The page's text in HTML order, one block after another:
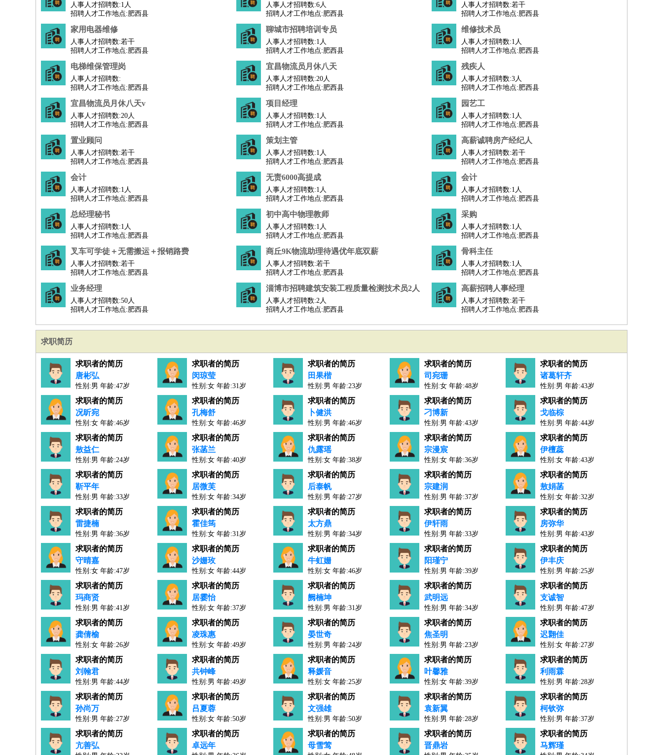
人事人才招聘数:1人
招聘人才工作地点:肥西县
人事人才招聘数:6人
招聘人才工作地点:肥西县
人事人才招聘数:若干
招聘人才工作地点:肥西县
家用电器维修
人事人才招聘数:若干
招聘人才工作地点:肥西县
聊城市招聘培训专员
人事人才招聘数:1人
招聘人才工作地点:肥西县
维修技术员
人事人才招聘数:1人
招聘人才工作地点:肥西县
电梯维保管理岗
人事人才招聘数:
招聘人才工作地点:肥西县
宜昌物流员月休八天
人事人才招聘数:20人
招聘人才工作地点:肥西县
残疾人
人事人才招聘数:3人
招聘人才工作地点:肥西县
宜昌物流员月休八天v
人事人才招聘数:20人
招聘人才工作地点:肥西县
项目经理
人事人才招聘数:1人
招聘人才工作地点:肥西县
园艺工
人事人才招聘数:1人
招聘人才工作地点:肥西县
置业顾问
人事人才招聘数:若干
招聘人才工作地点:肥西县
策划主管
人事人才招聘数:1人
招聘人才工作地点:肥西县
高薪诚聘房产经纪人
人事人才招聘数:若干
招聘人才工作地点:肥西县
会计
人事人才招聘数:1人
招聘人才工作地点:肥西县
无责6000高提成
人事人才招聘数:1人
招聘人才工作地点:肥西县
会计
人事人才招聘数:1人
招聘人才工作地点:肥西县
总经理秘书
人事人才招聘数:1人
招聘人才工作地点:肥西县
初中高中物理教师
人事人才招聘数:1人
招聘人才工作地点:肥西县
采购
人事人才招聘数:1人
招聘人才工作地点:肥西县
叉车可学徒＋无需搬运＋报销路费
人事人才招聘数:若干
招聘人才工作地点:肥西县
商丘9K物流助理待遇优年底双薪
人事人才招聘数:若干
招聘人才工作地点:肥西县
骨科主任
人事人才招聘数:1人
招聘人才工作地点:肥西县
业务经理
人事人才招聘数:50人
招聘人才工作地点:肥西县
淄博市招聘建筑安装工程质量检测技术员2人
人事人才招聘数:2人
招聘人才工作地点:肥西县
高薪招聘人事经理
人事人才招聘数:若干
招聘人才工作地点:肥西县
求职简历
求职者的简历
唐彬弘
性别:男 年龄:47岁
人才工作经验：24年
求职者的简历
闵琼莹
性别:女 年龄:31岁
人才工作经验：8年
求职者的简历
田果楷
性别:男 年龄:23岁
人才工作经验：0年
求职者的简历
司宛珊
性别:女 年龄:48岁
人才工作经验：24年
求职者的简历
诸葛轩齐
性别:男 年龄:43岁
人才工作经验：19年
求职者的简历
况昕宛
性别:女 年龄:46岁
人才工作经验：22年
求职者的简历
孔梅舒
性别:女 年龄:46岁
人才工作经验：22年
求职者的简历
卜健洪
性别:男 年龄:46岁
人才工作经验：23年
求职者的简历
刁博新
性别:男 年龄:43岁
人才工作经验：20年
求职者的简历
戈临棕
性别:男 年龄:44岁
人才工作经验：21年
求职者的简历
敖益仁
性别:男 年龄:24岁
人才工作经验：2年
求职者的简历
张菡兰
性别:女 年龄:40岁
人才工作经验：17年
求职者的简历
仇露瑶
性别:女 年龄:38岁
人才工作经验：15年
求职者的简历
宗漫宸
性别:女 年龄:36岁
人才工作经验：13年
求职者的简历
伊檀蕊
性别:女 年龄:43岁
人才工作经验：19年
求职者的简历
靳平年
性别:男 年龄:33岁
人才工作经验：10年
求职者的简历
居微芙
性别:女 年龄:34岁
人才工作经验：12年
求职者的简历
后泰帆
性别:男 年龄:27岁
人才工作经验：5年
求职者的简历
宗建润
性别:男 年龄:37岁
人才工作经验：13年
求职者的简历
敖娟菡
性别:女 年龄:32岁
人才工作经验：10年
求职者的简历
雷捷楠
性别:男 年龄:36岁
人才工作经验：14年
求职者的简历
霍佳筠
性别:女 年龄:31岁
人才工作经验：8年
求职者的简历
太方鼎
性别:男 年龄:34岁
人才工作经验：11年
求职者的简历
伊轩雨
性别:男 年龄:33岁
人才工作经验：11年
求职者的简历
房弥华
性别:男 年龄:43岁
人才工作经验：21年
求职者的简历
守晴嘉
性别:女 年龄:47岁
人才工作经验：23年
求职者的简历
沙姗玫
性别:女 年龄:44岁
人才工作经验：21年
求职者的简历
牛虹姗
性别:女 年龄:46岁
人才工作经验：24年
求职者的简历
阳瑾宁
性别:男 年龄:39岁
人才工作经验：16年
求职者的简历
伊丰庆
性别:男 年龄:25岁
人才工作经验：1年
求职者的简历
玛商贤
性别:男 年龄:41岁
人才工作经验：17年
求职者的简历
居霎怡
性别:女 年龄:37岁
人才工作经验：13年
求职者的简历
阙楠坤
性别:男 年龄:31岁
人才工作经验：8年
求职者的简历
武明远
性别:男 年龄:34岁
人才工作经验：11年
求职者的简历
支诚智
性别:男 年龄:47岁
人才工作经验：25年
求职者的简历
龚倩榆
性别:女 年龄:26岁
人才工作经验：4年
求职者的简历
凌珠惠
性别:女 年龄:49岁
人才工作经验：27年
求职者的简历
晏世奇
性别:男 年龄:24岁
人才工作经验：2年
求职者的简历
焦圣明
性别:男 年龄:23岁
人才工作经验：1年
求职者的简历
迟翾佳
性别:女 年龄:27岁
人才工作经验：5年
求职者的简历
刘翰君
性别:男 年龄:44岁
人才工作经验：21年
求职者的简历
共钟峰
性别:男 年龄:49岁
人才工作经验：26年
求职者的简历
释媛音
性别:女 年龄:25岁
人才工作经验：3年
求职者的简历
叶馨雅
性别:女 年龄:39岁
人才工作经验：17年
求职者的简历
利雨霖
性别:男 年龄:28岁
人才工作经验：5年
求职者的简历
孙尚万
性别:男 年龄:27岁
人才工作经验：4年
求职者的简历
吕夏蓉
性别:女 年龄:50岁
人才工作经验：27年
求职者的简历
文强雄
性别:男 年龄:50岁
人才工作经验：27年
求职者的简历
袁新翼
性别:男 年龄:28岁
人才工作经验：6年
求职者的简历
柯钦弥
性别:男 年龄:37岁
人才工作经验：15年
求职者的简历
亢善弘
求职者的简历
卓远年
求职者的简历
母雪莺
求职者的简历
晋鼎岩
求职者的简历
马辉瑾